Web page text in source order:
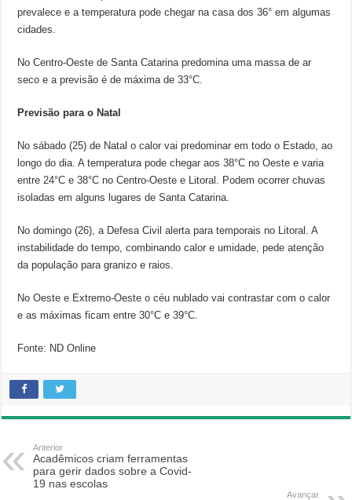
prevalece e a temperatura pode chegar na casa dos 36° em algumas
cidades.
No Centro-Oeste de Santa Catarina predomina uma massa de ar
seco e a previsão é de máxima de 33°C.
Previsão para o Natal
No sábado (25) de Natal o calor vai predominar em todo o Estado, ao
longo do dia. A temperatura pode chegar aos 38°C no Oeste e varia
entre 24°C e 38°C no Centro-Oeste e Litoral. Podem ocorrer chuvas
isoladas em alguns lugares de Santa Catarina.
No domingo (26), a Defesa Civil alerta para temporais no Litoral. A
instabilidade do tempo, combinando calor e umidade, pede atenção
da população para granizo e raios.
No Oeste e Extremo-Oeste o céu nublado vai contrastar com o calor
e as máximas ficam entre 30°C e 39°C.
Fonte: ND Online
Anterior
Acadêmicos criam ferramentas
para gerir dados sobre a Covid-
19 nas escolas
Avançar